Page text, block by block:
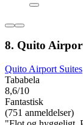
8. Quito
Quito Airport Suites
Tababela
8,6/10
Fantastisk
(751 anmeldelser)